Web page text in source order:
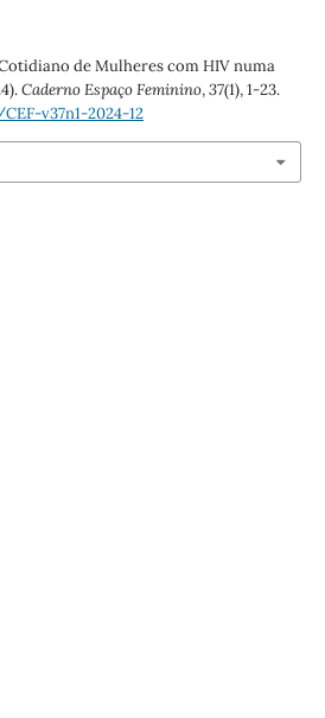
de Mulheres com HIV numa
Caderno Espaço Feminino,37(1), 1-23.
v37n1-2024-12